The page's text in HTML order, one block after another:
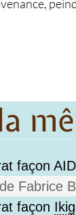
façon
Fabrice
façon